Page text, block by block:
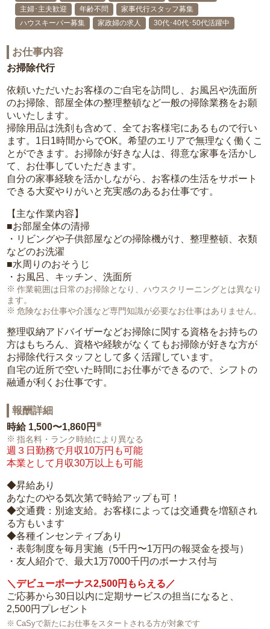
主婦･主夫歓迎
年齢不問
家事代行スタッフ募集
ハウスキーパー募集
家政婦の求人 30代･40代･50代活躍中
お仕事内容
お掃除代行
依頼いただいたお客様のご自宅を訪問し、お風呂や洗面所
のお掃除、部屋全体の整理整頓など一般の掃除業務をお願
いいたします。
掃除用品は洗剤も含めて、全てお客様宅にあるもので行い
ます。1日1時間からでOK。希望のエリアで無理なく働くこ
とができます。お掃除が好きな人は、得意な家事を活かし
て、お仕事していただきます。
自分の家事経験を活かしながら、お客様の生活をサポート
できる大変やりがいと充実感のあるお仕事です。
【主な作業内容】
■お部屋全体の清掃
・リビングや子供部屋などの掃除機がけ、整理整頓、衣類
などのお洗濯
■水周りのおそうじ
・お風呂、キッチン、洗面所
作業範囲は日常のお掃除となり、ハウスクリーニングとは異なり
ます。
危険なお仕事や介護など専門知識が必要なお仕事はありません。
整理収納アドバイザーなどお掃除に関する資格をお持ちの
方はもちろん、資格や経験がなくてもお掃除が好きな方が
お掃除代行スタッフとして多く活躍しています。
自宅の近所で空いた時間にお仕事ができるので、シフトの
融通が利くお仕事です。
報酬詳細
時給 1,500〜1,860円 ※
指名料・ランク時給により異なる
週３日勤務で月収10万円も可能
本業として月収30万以上も可能
◆昇給あり
あなたのやる気次第で時給アップも可！
◆交通費：別途支給。お客様によっては交通費を増額され
る方もいます
◆各種インセンティブあり
・表彰制度を毎月実施（5千円〜1万円の報奨金を授与）
・友人紹介で、最大1万7000千円のボーナス付与
＼デビューボーナス2,500円もらえる／
ご応募から30日以内に定期サービスの担当になると、
2,500円プレゼント
CaSyで新たにお仕事をスタートされる方が対象です